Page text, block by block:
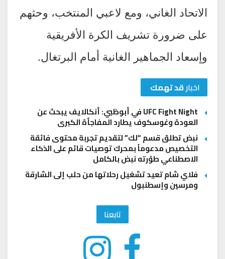
الاتحاد الغاني، ومع لاعبي المنتخب، وحثهم
على ضرورة تشريف الكرة الأفريقية
وإسعاد الجماهير الغانية أمام البرتغال.
اخبارقد تهمك
UFC Fight Night في أبوظبي: أنكالايف يبحث عن
العودة وغوسكوف يطارد المفاجأة الكبرى
نبض تطلق قسم “لك” لتقديم تجربة محتوى فائقة
التخصيص مدعوماً بمحرك توصيات قائم على الذكاء
الاصطناعي طوّرته نبض بالكامل
فلاي شام تعيد تشغيل رحلاتها من حلب إلى الشارقة
ومرسين وإسطنبول
تابعنا